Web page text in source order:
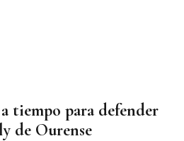
tiempo para defender
de Ourense